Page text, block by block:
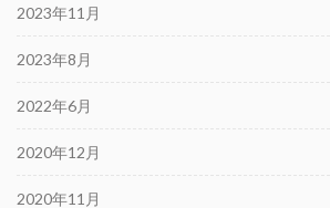
2023年11月
2023年8月
2022年6月
2020年12月
2020年11月